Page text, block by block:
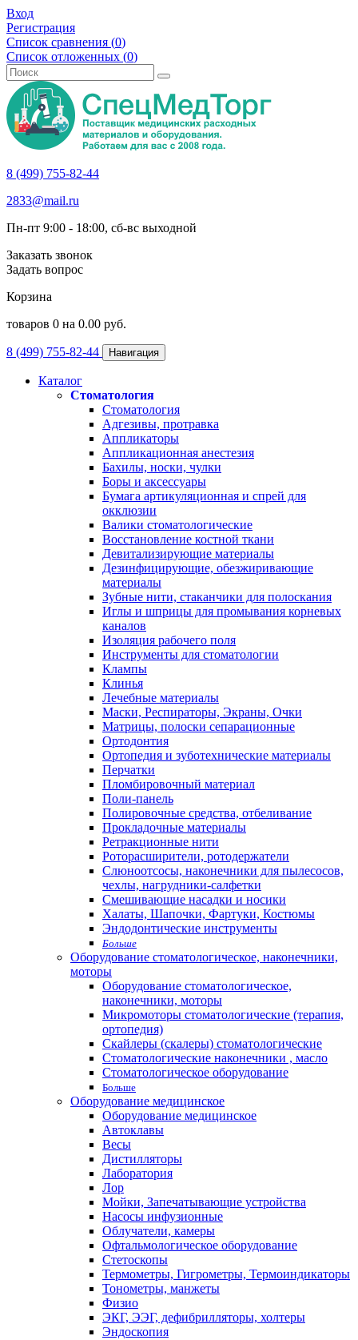
Вход
Регистрация
Список сравнения (0)
Список отложенных (0)
8 (499) 755-82-44
2833@mail.ru
Пн-пт 9:00 - 18:00, сб-вс выходной
Заказать звонок
Задать вопрос
Корзина
товаров 0 на 0.00 руб.
8 (499) 755-82-44 Навигация
Каталог
Стоматология
Стоматология
Адгезивы, протравка
Аппликаторы
Аппликационная анестезия
Бахилы, носки, чулки
Боры и аксессуары
Бумага артикуляционная и спрей для
окклюзии
Валики стоматологические
Восстановление костной ткани
Девитализирующие материалы
Дезинфицирующие, обезжиривающие
материалы
Зубные нити, стаканчики для полоскания
Иглы и шприцы для промывания корневых
каналов
Изоляция рабочего поля
Инструменты для стоматологии
Клампы
Клинья
Лечебные материалы
Маски, Респираторы, Экраны, Очки
Матрицы, полоски сепарационные
Ортодонтия
Ортопедия и зуботехнические материалы
Перчатки
Пломбировочный материал
Поли-панель
Полировочные средства, отбеливание
Прокладочные материалы
Ретракционные нити
Роторасширители, ротодержатели
Слюноотсосы, наконечники для пылесосов,
чехлы, нагрудники-салфетки
Смешивающие насадки и носики
Халаты, Шапочки, Фартуки, Костюмы
Эндодонтические инструменты
Больше
Оборудование стоматологическое, наконечники,
моторы
Оборудование стоматологическое,
наконечники, моторы
Микромоторы стоматологические (терапия,
ортопедия)
Скайлеры (скалеры) стоматологические
Стоматологические наконечники , масло
Стоматологическое оборудование
Больше
Оборудование медицинское
Оборудование медицинское
Автоклавы
Весы
Дистилляторы
Лаборатория
Лор
Мойки, Запечатывающие устройства
Насосы инфузионные
Облучатели, камеры
Офтальмологическое оборудование
Стетоскопы
Термометры, Гигрометры, Термоиндикаторы
Тонометры, манжеты
Физио
ЭКГ, ЭЭГ, дефибрилляторы, холтеры
Эндоскопия